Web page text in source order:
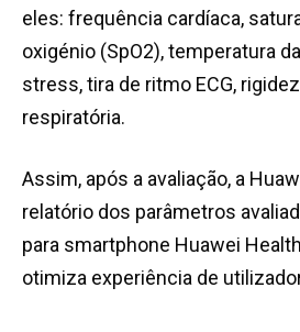
eles: frequência cardíaca,
oxigénio (SpO2), temperatura
stress, tira de ritmo ECG,
respiratória.
Assim, após a avaliação, a
relatório dos parâmetros
para smartphone Huawei
otimiza experiência de